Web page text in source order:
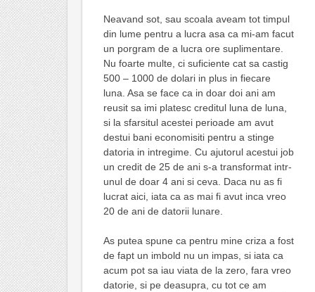
Neavand sot, sau scoala aveam tot timpul
din lume pentru a lucra asa ca mi-am facut
un porgram de a lucra ore suplimentare.
Nu foarte multe, ci suficiente cat sa castig
500 – 1000 de dolari in plus in fiecare
luna. Asa se face ca in doar doi ani am
reusit sa imi platesc creditul luna de luna,
si la sfarsitul acestei perioade am avut
destui bani economisiti pentru a stinge
datoria in intregime. Cu ajutorul acestui job
un credit de 25 de ani s-a transformat intr-
unul de doar 4 ani si ceva. Daca nu as fi
lucrat aici, iata ca as mai fi avut inca vreo
20 de ani de datorii lunare.
As putea spune ca pentru mine criza a fost
de fapt un imbold nu un impas, si iata ca
acum pot sa iau viata de la zero, fara vreo
datorie, si pe deasupra, cu tot ce am